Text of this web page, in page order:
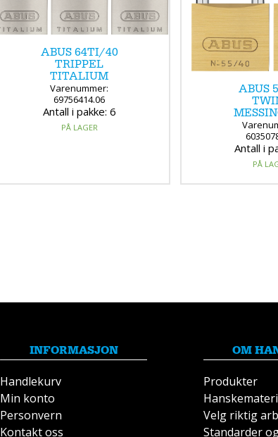
ABUS 64TI/40
TRIPPEL
TITALIUM
Varenummer:
69756414.06
Antall i pakke: 6
PÅ LAGER
ABUS
Antall i
PÅ
INFORMASJON
Handlekurv
Min konto
Personvern
Kontakt oss
OM
Produkter
Velg riktig
Standarder